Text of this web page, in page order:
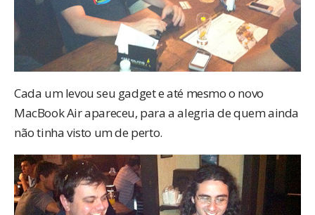
Cada um levou seu gadget e até mesmo o novo
MacBook Air apareceu, para a alegria de quem ainda
não tinha visto um de perto.